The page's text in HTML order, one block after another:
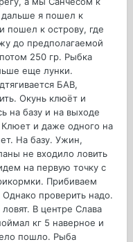
дальше я пошел к
пошел к острову, где
до предполагаемой
250 гр. Рыбка
еще лунки.
БАВ,
Окунь клюёт и
на базу и на выходе
и даже одного на
На базу. Ужин,
не входило ловить
на первую точку с
Прибиваем
проверить надо.
В центре Слава
кг 5 наверное и
пошло. Рыба